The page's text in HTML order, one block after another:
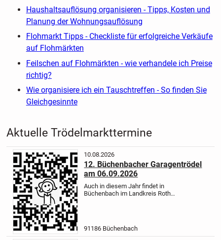
Haushaltsauflösung organisieren - Tipps, Kosten und
Planung der Wohnungsauflösung
Flohmarkt Tipps - Checkliste für erfolgreiche Verkäufe
auf Flohmärkten
Feilschen auf Flohmärkten - wie verhandele ich Preise
richtig?
Wie organisiere ich ein Tauschtreffen - So finden Sie
Gleichgesinnte
Aktuelle Trödelmarkttermine
10.08.2026
12. Büchenbacher Garagentrödel
am 06.09.2026
Auch in diesem Jahr findet in
Büchenbach im Landkreis Roth
Ihr zahlreiches...
91186 Büchenbach